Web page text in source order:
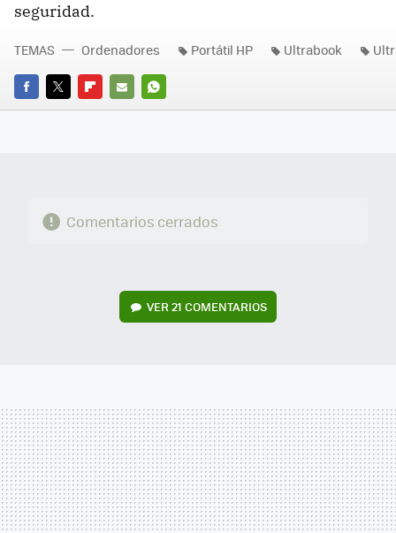
seguridad.
FACEBOOK
TWITTERFLIPBOARD
E-
WHATSAPP
TEMAS Ordenadores Portátil HP Ultrabook
Comentarios cerrados
VER21 COMENTARIOS